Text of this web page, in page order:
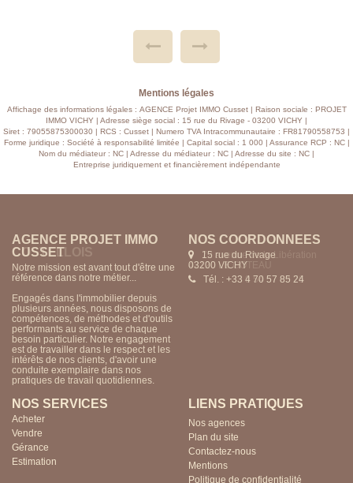
PREMIER ACHAT....A VISITER....
Mentions légales
Affichage des informations légales : AGENCE Projet IMMO Cusset | Raison sociale : PROJET
IMMO VICHY | Adresse siège social : 15 rue du Rivage - 03200 VICHY |
Siret : 79055875300030 | RCS : Cusset | Numero TVA Intracommunautaire : FR81790558753 |
Forme juridique : Société à responsabilité limitée | Capital social : 1 000 | Assurance RCP : NC |
Nom du médiateur : NC | Adresse du médiateur : NC | Adresse du site : NC |
Entreprise juridiquement et financièrement indépendante
AGENCE PROJET IMMO
CUSSET
Notre mission est avant tout d'être une
référence dans notre métier...
Engagés dans l'immobilier depuis
plusieurs années, nous disposons de
compétences, de méthodes et d'outils
performants au service de chaque
besoin particulier. Notre engagement
est de travailler dans le respect et les
intérêts de nos clients, d'avoir une
conduite exemplaire dans nos
pratiques de travail quotidiennes.
NOS COORDONNÉES
15 rue du Rivage
03200 VICHY
Tél. : +33 4 70 57 85 24
NOS SERVICES
Acheter
Vendre
Gérance
Estimation
LIENS PRATIQUES
Nos agences
Plan du site
Contactez-nous
Mentions
Politique de confidentialité